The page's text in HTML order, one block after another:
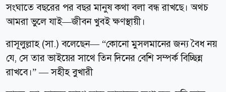
সংঘাতে বছরের পর বছর মানুষ কথা বলা বন্ধ রাখছে। অথচ
আমরা ভুলে যাই—জীবন খুবই ক্ষণস্থায়ী।
রাসূলুল্লাহ (সা.) বলেছেন— “কোনো মুসলমানের জন্য বৈধ নয়
যে, সে তার ভাইয়ের সাথে তিন দিনের বেশি সম্পর্ক বিচ্ছিন্ন
রাখবে।” — সহীহ বুখারী